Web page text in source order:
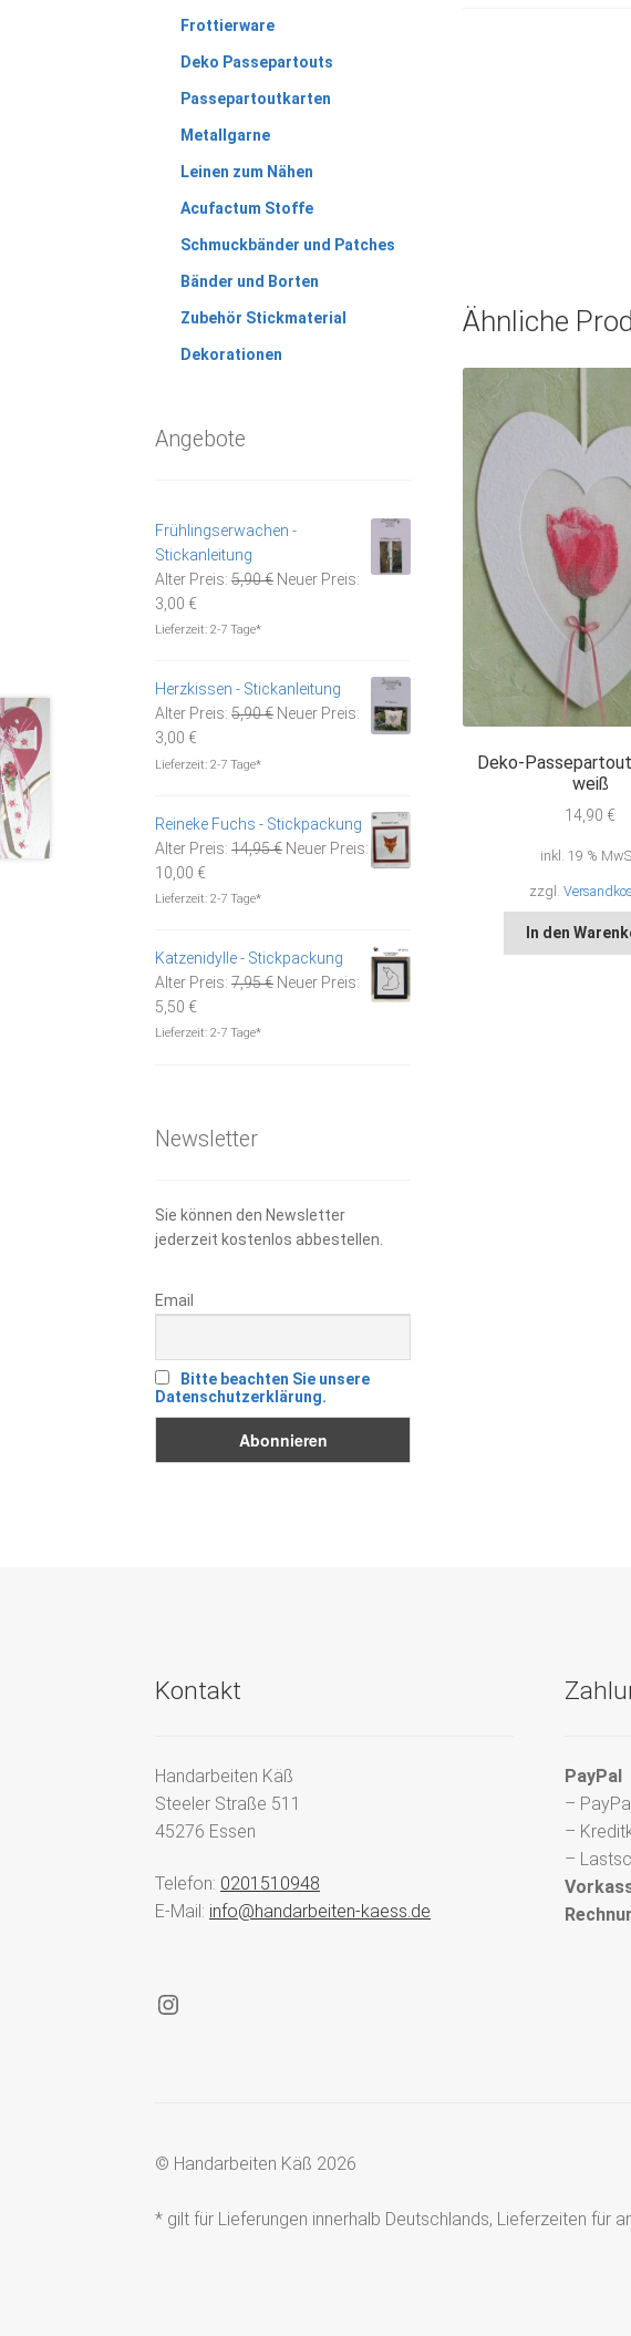
Ähnliche
Deko-
weiß
14,90 €
inkl. 19 %
zzgl.
In den
Frottierware
Deko Passepartouts
Passepartoutkarten
Metallgarne
Leinen zum Nähen
Acufactum Stoffe
Schmuckbänder und Patches
Bänder und Borten
Zubehör Stickmaterial
Dekorationen
Angebote
Frühlingserwachen -
Stickanleitung
Alter Preis: 5,90€ Ursprünglicher
Neuer Preis:
3,00 €Aktueller
Preis
Lieferzeit:2-7 Tage*
Herzkissen - Stickanleitung
Alter Preis: 5,90€ Ursprünglicher
Neuer Preis:
3,00 €Aktueller
Preis
Lieferzeit:2-7 Tage*
Reineke Fuchs - Stickpackung
Alter Preis: 14,95€ Ursprünglicher
Neuer Preis:
10,00 €Aktueller
Preis
Lieferzeit:2-7 Tage*
Katzenidylle - Stickpackung
Alter Preis: 7,95€ Ursprünglicher
Neuer Preis:
5,50 €Aktueller
Preis
Lieferzeit:2-7 Tage*
Newsletter
Sie können den Newsletter
jederzeit kostenlos abbestellen.
Email
Bitte beachten Sie unsere
Datenschutzerklärung.
Kontakt
Handarbeiten Käß
Steeler Straße 511
45276 Essen
Telefon: 0201510948
E-Mail: info@handarbeiten-kaess.de
Instagram
PayPal
–
–
–
© Handarbeiten Käß 2026
* gilt für Lieferungen innerhalb Deutschlands, Lieferzeiten für